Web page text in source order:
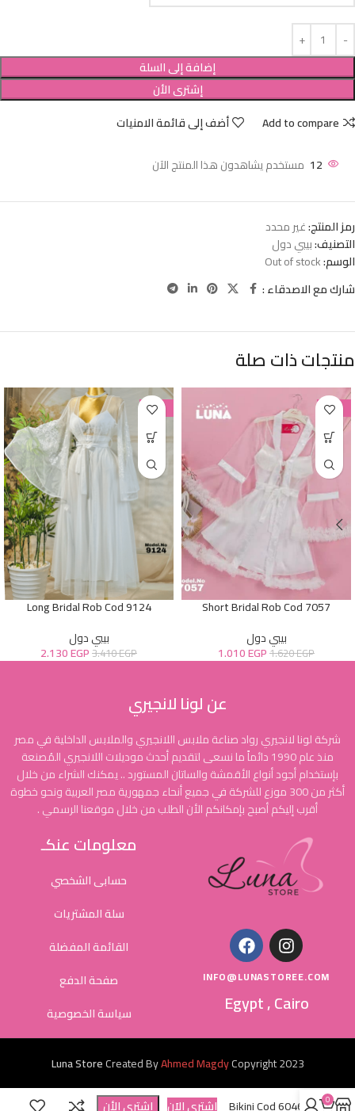
إضافة إلى السلة
إشترى الأن
Add to compare
أضف إلى قائمة الامنيات
12 مستخدم يشاهدون هذا المنتج الآن
رمز المنتج:غير محدد
التصنيف:بيبي دول
الوسم:Out of stock
شارك مع الاصدقاء :
منتجات ذات صلة
-38%
Short Bridal Rob Cod 7057
بيبي دول
1.620EGP
1.010EGP
-38%
Long Bridal Rob Cod 9124
بيبي دول
3.410EGP
2.130EGP
عن لونا لانجيري
شركة لونا لانجيري رواد صناعة ملابس اللانجيري والملابس الداخلية في مصر
منذ عام 1990 دائماً ما نسعى لتقديم أحدث موديلات اللانجيري المُصنعة
بإستخدام أجود أنواع الأقمشة والساتان المستورد .. يمكنك الشراء من خلال
أكثر من 300 موزع للشركة في جميع أنحاء جمهورية مصر العربية ونحو خطوة
أقرب إليكم أصبح بإمكانكم الأن الطلب من خلال موقعنا الرسمي .
INFO@LUNASTOREE.COM
Egypt , Cairo
معلومات عنكـ
حسابى الشخصي
سلة المشتريات
القائمة المفضلة
صفحة الدفع
سياسة الخصوصية
Luna StoreCreated ByAhmed MagdyCopyright2023
Bikini Cod 6046 إشتري الاَن إشترى الأن 0